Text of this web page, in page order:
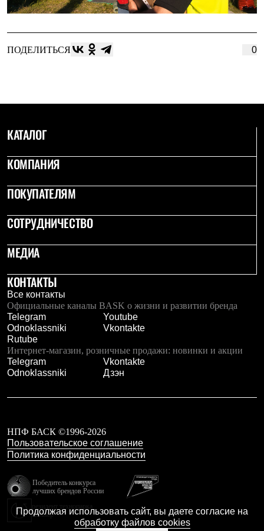
ПОДЕЛИТЬСЯ 0
КАТАЛОГ
КОМПАНИЯ
ПОКУПАТЕЛЯМ
СОТРУДНИЧЕСТВО
МЕДИА
КОНТАКТЫ
Все контакты
Официальные каналы BASK о жизни и развитии бренда
Telegram
Youtube
Odnoklassniki
Vkontakte
Rutube
Интернет-магазин, розничные продажи: новинки и акции
Telegram
Vkontakte
Odnoklassniki
Дзэн
НПФ БАСК ©1996-2026
Пользовательское соглашение
Политика конфиденциальности
Победитель конкурса
лучших брендов России
Калибр
Продолжая использовать сайт, вы даете согласие на
обработку файлов cookies